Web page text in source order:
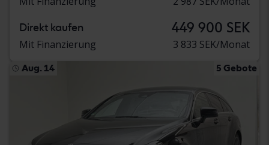
Direkt kaufen 449 900 SEK
Mit Finanzierung 3 833 SEK/Monat
Aug. 14 5 Gebote